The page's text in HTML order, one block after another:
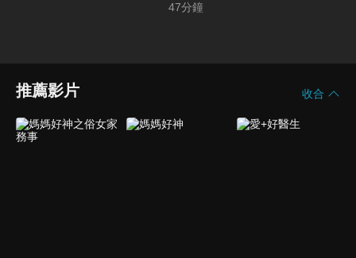
47分鐘
推薦影片 收合